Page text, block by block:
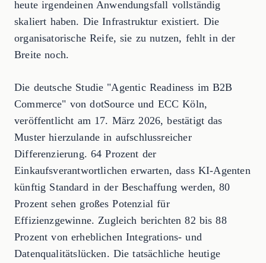
heute irgendeinen Anwendungsfall vollständig
skaliert haben. Die Infrastruktur existiert. Die
organisatorische Reife, sie zu nutzen, fehlt in der
Breite noch.
Die deutsche Studie "Agentic Readiness im B2B
Commerce" von dotSource und ECC Köln,
veröffentlicht am 17. März 2026, bestätigt das
Muster hierzulande in aufschlussreicher
Differenzierung. 64 Prozent der
Einkaufsverantwortlichen erwarten, dass KI-Agenten
künftig Standard in der Beschaffung werden, 80
Prozent sehen großes Potenzial für
Effizienzgewinne. Zugleich berichten 82 bis 88
Prozent von erheblichen Integrations- und
Datenqualitätslücken. Die tatsächliche heutige